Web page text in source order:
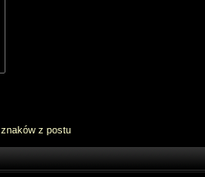
znaków z postu